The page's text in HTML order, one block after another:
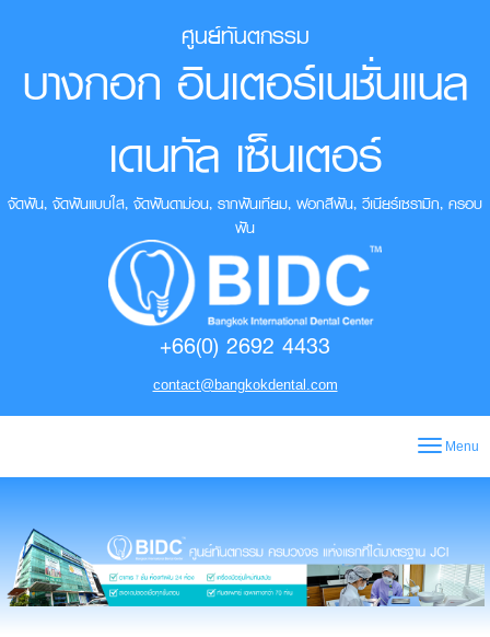
ศูนย์ทันตกรรม
บางกอก อินเตอร์เนชั่นแนล
เดนทัล เซ็นเตอร์
จัดฟัน, จัดฟันแบบใส, จัดฟันดาม่อน, รากฟันเทียม, ฟอกสีฟัน, วีเนียร์เซรามิก, ครอบ
ฟัน
+66(0) 2692 4433
contact@bangkokdental.com
Menu